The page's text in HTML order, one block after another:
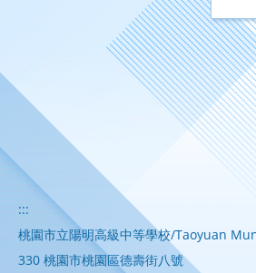
:::
桃園市立陽明高級中等學校/Taoyuan
330 桃園市桃園區德壽街八號